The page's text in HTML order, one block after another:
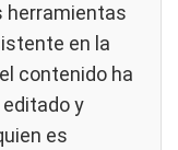
herramientas
en la
contenido ha
y
es